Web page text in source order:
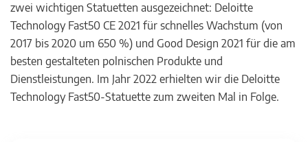
zwei wichtigen Statuetten ausgezeichnet: Deloitte
Technology Fast50 CE 2021 für schnelles Wachstum (von
2017 bis 2020 um 650 %) und Good Design 2021 für die am
besten gestalteten polnischen Produkte und
Dienstleistungen. Im Jahr 2022 erhielten wir die Deloitte
Technology Fast50-Statuette zum zweiten Mal in Folge.